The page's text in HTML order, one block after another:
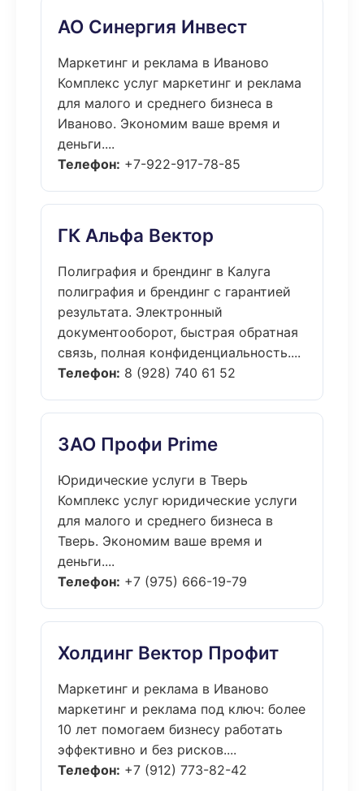
АО Синергия Инвест
Маркетинг и реклама в Иваново
Комплекс услуг маркетинг и реклама
для малого и среднего бизнеса в
Иваново. Экономим ваше время и
деньги....
Телефон: +7-922-917-78-85
ГК Альфа Вектор
Полиграфия и брендинг в Калуга
полиграфия и брендинг с гарантией
результата. Электронный
документооборот, быстрая обратная
связь, полная конфиденциальность....
Телефон: 8 (928) 740 61 52
ЗАО Профи Prime
Юридические услуги в Тверь
Комплекс услуг юридические услуги
для малого и среднего бизнеса в
Тверь. Экономим ваше время и
деньги....
Телефон: +7 (975) 666-19-79
Холдинг Вектор Профит
Маркетинг и реклама в Иваново
маркетинг и реклама под ключ: более
10 лет помогаем бизнесу работать
эффективно и без рисков....
Телефон: +7 (912) 773-82-42